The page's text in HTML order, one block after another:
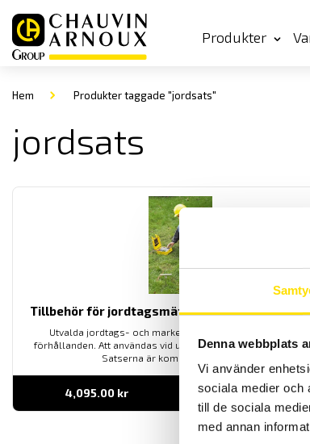
Denna webbplats
Vi använder
sociala medier och
till de sociala
med annan
Produkter
Hem Produkter taggade "jordsats"
jordsats
Tillbehör för jordtagsmätning, Svenska
Utvalda jordtags- och markesistivitetssatser för svenska
förhållanden. Att användas vid underhålls- samt
Satserna är kompletta med väska.
4,095.00 kr LÄS MER